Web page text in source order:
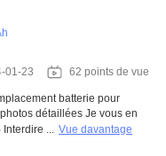
01-23 62 points de vue
batterie pour
détaillées Je vous en
Interdire ... Vue davantage